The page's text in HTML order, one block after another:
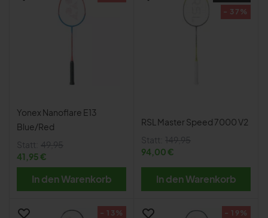
Yonex Nanoflare E13
Blue/Red
Statt: 49,95
41,95 €
In den Warenkorb
- 37%
RSL Master Speed 7000 V2
Statt: 149,95
94,00 €
In den Warenkorb
- 13% - 19%